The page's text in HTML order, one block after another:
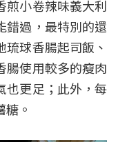
煎小卷辣味義大利
錯過，最特別的還
球香腸起司飯、
腸使用較多的瘦肉
也更足；此外，每
。